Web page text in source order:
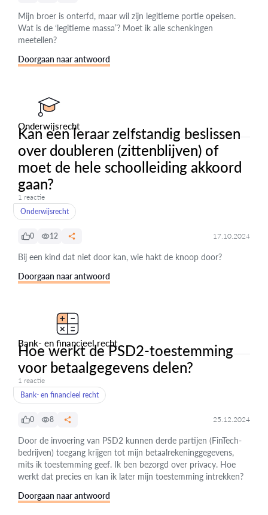
Mijn broer is onterfd, maar wil zijn legitieme portie opeisen.
Wat is de ‘legitieme massa’? Moet ik alle schenkingen
meetellen?
Doorgaan naar antwoord
Onderwijsrecht
Kan een leraar zelfstandig beslissen
over doubleren (zittenblijven) of
moet de hele schoolleiding akkoord
gaan?
1 reactie
Onderwijsrecht
0 12 17.10.2024
Bij een kind dat niet door kan, wie hakt de knoop door?
Doorgaan naar antwoord
Bank- en financieel recht
Hoe werkt de PSD2-toestemming
voor betaalgegevens delen?
1 reactie
Bank- en financieel recht
0 8 25.12.2024
Door de invoering van PSD2 kunnen derde partijen (FinTech-
bedrijven) toegang krijgen tot mijn betaalrekeninggegevens,
mits ik toestemming geef. Ik ben bezorgd over privacy. Hoe
werkt dat precies en kan ik later mijn toestemming intrekken?
Doorgaan naar antwoord